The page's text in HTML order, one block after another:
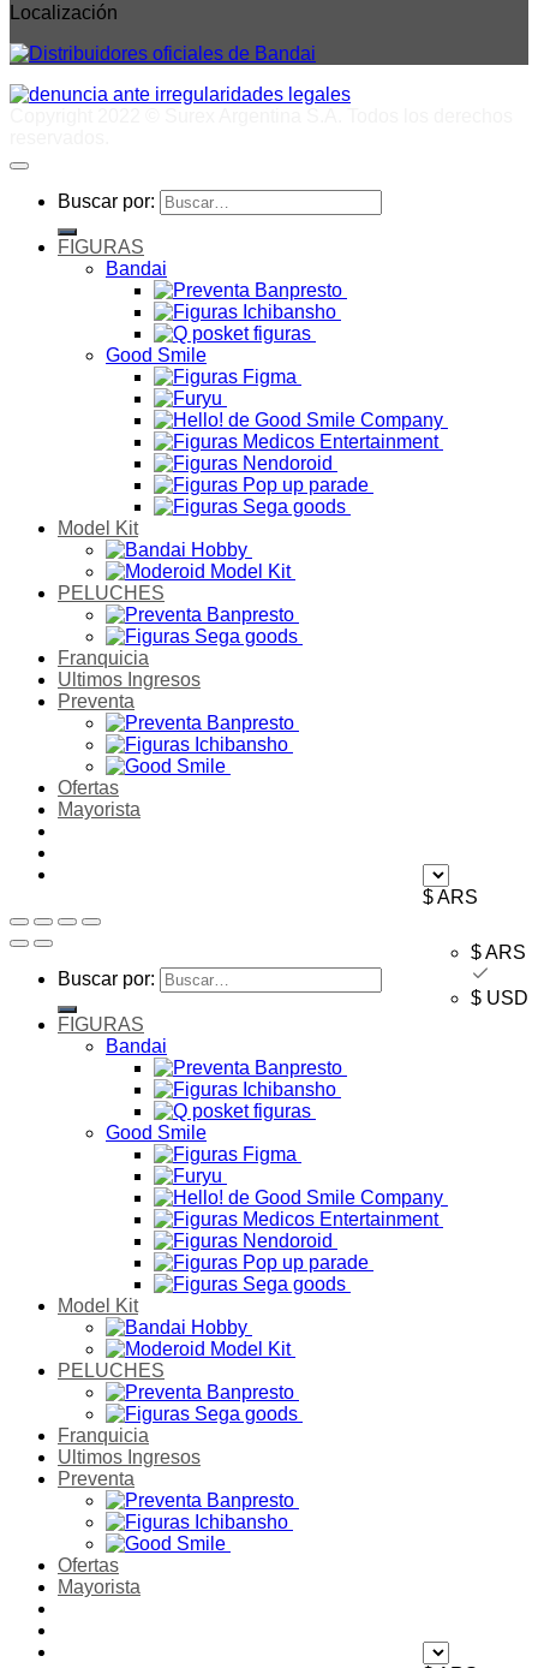
Localización
Buscar por:
FIGURAS
Bandai
Good Smile
Model Kit
PELUCHES
Franquicia
Ultimos Ingresos
Preventa
Ofertas
Mayorista
$ ARS
$ ARS
$ USD
Buscar por:
FIGURAS
Bandai
Good Smile
Model Kit
PELUCHES
Franquicia
Ultimos Ingresos
Preventa
Ofertas
Mayorista